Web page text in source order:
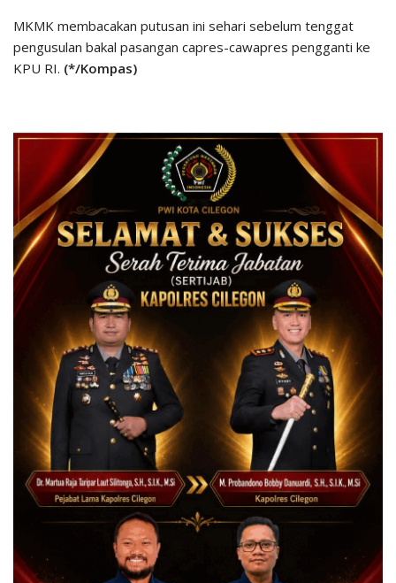
MKMK membacakan putusan ini sehari sebelum tenggat
pengusulan bakal pasangan capres-cawapres pengganti ke
KPU RI. (*/Kompas)